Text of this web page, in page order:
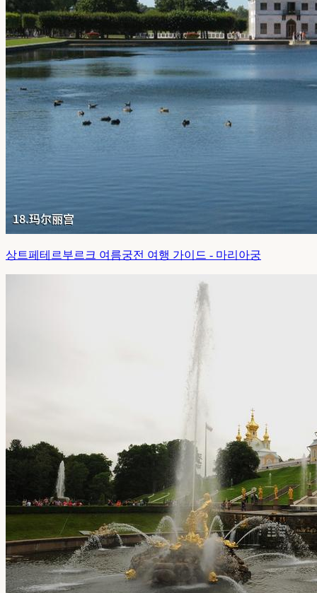
상트페테르부르크 여름궁전 여행 가이드 - 마리아궁